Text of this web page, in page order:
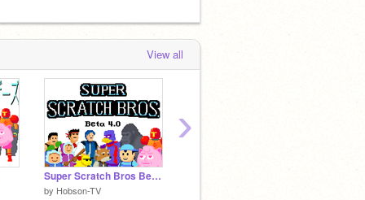
View all
Super Scratch Bros Beta 4.0
by Hobson-TV
›